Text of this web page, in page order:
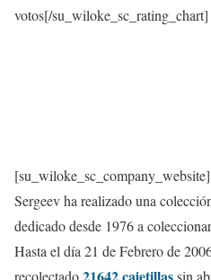
votos[/su_wiloke_sc_rating_chart]
[su_wiloke_sc_company_website]
Sergeev ha realizado una
dedicado desde 1976 a
Hasta el día 21 de Febrero de
recolectado
sin